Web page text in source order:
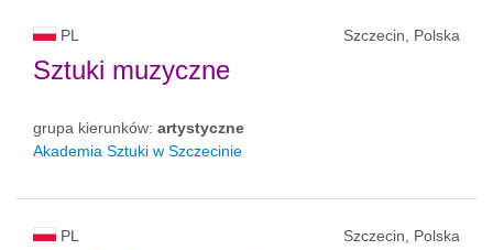
PL Szczecin, Polska
Sztuki muzyczne
grupa kierunków: artystyczne
Akademia Sztuki w Szczecinie
PL Szczecin, Polska